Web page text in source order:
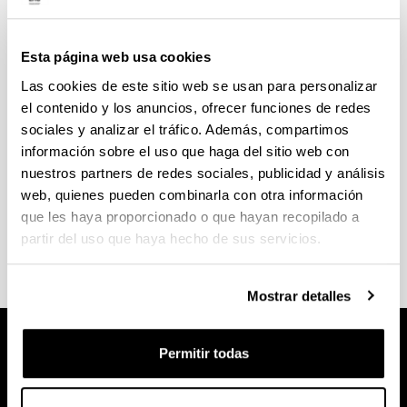
Esta página web usa cookies
Las cookies de este sitio web se usan para personalizar
el contenido y los anuncios, ofrecer funciones de redes
sociales y analizar el tráfico. Además, compartimos
información sobre el uso que haga del sitio web con
nuestros partners de redes sociales, publicidad y análisis
web, quienes pueden combinarla con otra información
que les haya proporcionado o que hayan recopilado a
partir del uso que haya hecho de sus servicios.
Mostrar detalles
Permitir todas
Acceso para mayores de 40
profesional
Requisitos específicos para el acceso de mayores
de 40 a los grados de la Facultad de Bellas Artes
(aprobado en Junta de centro 03.02.2016)
(Abre una nueva ventana)
Acceso para mayores de 40 años por
experiencia profesional(PDF, 141,81 KB)